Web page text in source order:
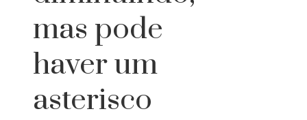
mas pode
haver um
asterisco